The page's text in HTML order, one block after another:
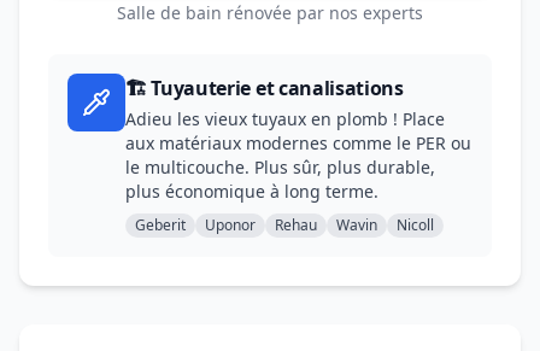
Salle de bain rénovée par nos experts
🏗️ Tuyauterie et canalisations
Adieu les vieux tuyaux en plomb ! Place
aux matériaux modernes comme le PER ou
le multicouche. Plus sûr, plus durable,
plus économique à long terme.
Geberit Uponor Rehau Wavin Nicoll